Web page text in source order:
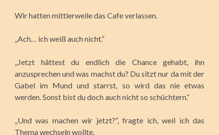
Wir hatten mittlerweile das Cafe verlassen.
„Ach… ich weiß auch nicht.“
„Jetzt hättest du endlich die Chance gehabt, ihn
anzusprechen und was machst du? Du sitzt nur da mit der
Gabel im Mund und starrst, so wird das nie etwas
werden. Sonst bist du doch auch nicht so schüchtern.“
„Und was machen wir jetzt?“, fragte ich, weil ich das
Thema wechseln wollte.